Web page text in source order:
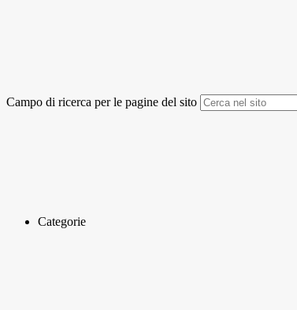
Campo di ricerca per le pagine del sito
Categorie